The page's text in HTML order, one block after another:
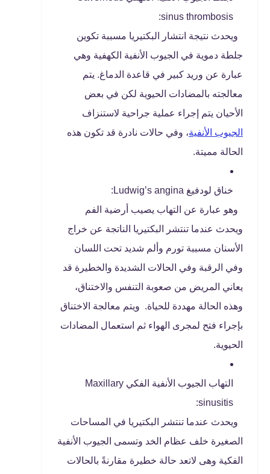
sinus thrombosis:
ويحدث نتيجة انتشار البكتيريا مسببة تكوين
جلطة دموية في الجيوب الأنفية الكهفية وهي
عبارة عن وريد كبير في قاعدة الدماغ. يتم
معالجته بالمضادات الحيوية لكن في بعض
الأحيان يتم إجراء عملية جراحية لاستنزاف
الجيوب الأنفية، وفي حالات نادرة قد تكون هذه
الحالة مميتة.
خناق لودفيغ Ludwig’s angina:
وهو عبارة عن التهاب يصيب أرضية الفم
ويحدث عندما تنتشر البكتيريا الناتجة عن خراج
الأسنان مسببة تورم وألم شديد تحت اللسان
وفي الرقبة وفي الحالات الشديدة والخطيرة قد
يعاني المريض من صعوبة التنفس والاختناق،
وهذه الحالة مهددة للحياة. ويتم معالجة الاختناق
بإجراء فتح لمجرى الهواء ثم استعمال المضادات
الحيوية.
التهاب الجيوب الأنفية الفكي Maxillary
sinusitis:
ويحدث عندما تنتشر البكتيريا في المساحات
الصغيرة خلف عظام الخد وتسمى الجيوب الأنفية
الفكية وهى لاتعد حالة خطيرة مقارنةً بالحالات